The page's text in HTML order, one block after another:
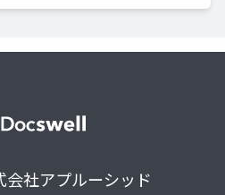
会社アプルーシッド